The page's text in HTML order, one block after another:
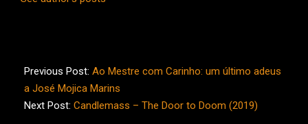
02-
20
Previous Post: Ao Mestre com Carinho: um último adeus
a José Mojica Marins
Next Post: Candlemass – The Door to Doom (2019)